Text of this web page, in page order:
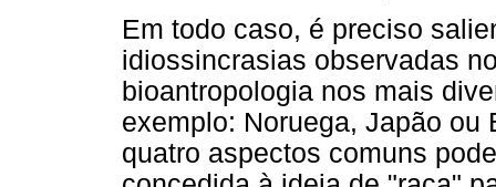
Em todo caso, é preciso
idiossincrasias observadas
bioantropologia nos mais
exemplo: Noruega, Japão ou
quatro aspectos comuns